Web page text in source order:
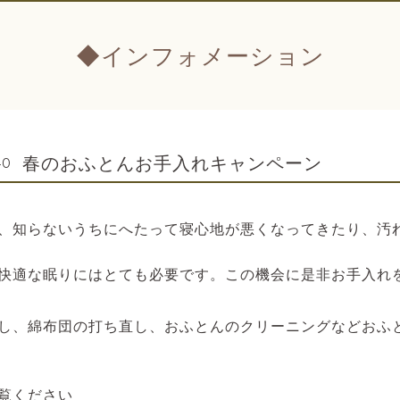
◆インフォメーション
春のおふとんお手入れキャンペーン
知らないうちにへたって寝心地が悪くなってきたり、汚
適な眠りにはとても必要です。この機会に是非お手入れ
、綿布団の打ち直し、おふとんのクリーニングなどおふ
ください